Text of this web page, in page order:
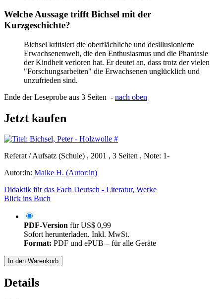
Welche Aussage trifft Bichsel mit der
Kurzgeschichte?
Bichsel kritisiert die oberflächliche und desillusionierte
Erwachsenenwelt, die den Enthusiasmus und die Phantasie
der Kindheit verloren hat. Er deutet an, dass trotz der vielen
"Forschungsarbeiten" die Erwachsenen unglücklich und
unzufrieden sind.
Ende der Leseprobe aus 3 Seiten - nach oben
Jetzt kaufen
Referat / Aufsatz (Schule) , 2001 , 3 Seiten , Note: 1-
Autor:in: Maike H. (Autor:in)
Didaktik für das Fach Deutsch - Literatur, Werke
Blick ins Buch
PDF-Version fürUS$ 0,99
Sofort herunterladen. Inkl. MwSt.
Format: PDF und ePUB – für alle Geräte
In den Warenkorb
Details